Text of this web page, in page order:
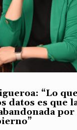
“Lo
datos es que